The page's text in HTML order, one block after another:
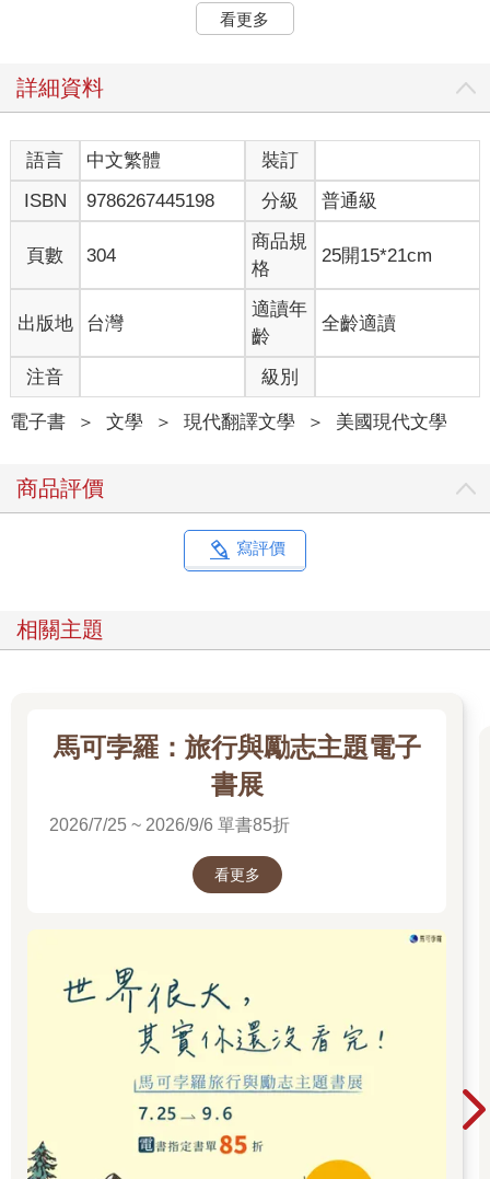
例如感傷，或是不幸。身著的淺灰色西裝也凌亂不堪，領帶還解
瞧。」泰維回道：「我還在讀書誒。」
「不是這裡的每個亞裔都是柬埔寨人。」泰維回。
凱莉走近已無人的座位，更仔細檢視了桌上的炸蘋果圈。「怎麼
進來坐在這兒一小時，還連一口都沒吃？」
泰維繼續專注讀著攤開在櫃檯上的書。
她們的媽媽從廚房走出來，手裡拿著一托盤的糖霜甜甜圈。她就
是查克甜甜圈店的店主，但名字根本不叫查克，而是叫索西
（Sothy），也從來沒遇過一個叫查克的人；她只是覺得這名字很
美式，能夠吸引顧客上門。她將一盤甜甜圈滑入冷卻架，掃視整
間店面，確認女兒們沒有放另一位流浪漢進來。
「路燈怎麼沒亮了？」索西驚呼。「又來？」她走到窗前，試圖
往外看，但眼前所見幾乎都是自己的倒影——粗短的肢體從滿是
油漬的圍裙裡延伸出來，一臉發福且頭上戴著廉價的髮網。對自
彷彿時間是以製作甜甜圈的數量來衡量。「要是一直這樣，客人
就不會來了。」
「沒事的。」泰維低頭說道，目光一點都沒有離開書本。「剛剛
「只買了那個。」凱莉指著桌上的炸蘋果圈說。
「我敢說，我們可以重賣這條炸蘋果圈。」
「凱莉，不要盯著客人看。」索西提醒道，轉身回到廚房，開始
準備更多麵糰，心中一再想著，每晚都帶女兒過來是否真的有幫
四小時都開著。女兒們或許也應該跟著她們的父親住，雖然他幹
了那些不怎麼值得信任的事，但至少一段時間也好。
她凝視自己的雙手，皮膚褪色且粗糙，滿是皺紋但強壯——那是
年老體衰、市場關閉，她的手也轉而從揉麵糰變成揀稻米，以服
侍大屠殺政權的共產理念。真是古怪，索西心想，過了數十年，
如今搬到了加州中部，擁有一家店，與她在美國出生的柬埔寨女
兒們一起生活，各個都長得健康也十分頑固。然而，在自己親手
創造的新生活中，她的雙手最終還是變得像母親一樣。
幾個禮拜前，索西唯一的夜班員工辭職了。他說，厭倦了那狹小
的廚房，厭倦了反常的睡眠作息，厭倦了夢境變得混亂。於是，
索西和女兒們在夏天達成了一項協議：直到九月之前都不會聘用
新員工，若是她們過來幫忙，就會將省下來的錢存入之後的大學
看更多
詳細資料
語言 中文繁體
裝訂
ISBN
9786267445198 分級 普通級
頁數 304
商品規
格
25開15*21cm
出版地 台灣
適讀年
齡
全齡適讀
注音 級別
電子書 ＞ 文學 ＞ 現代翻譯文學 ＞ 美國現代文學
商品評價
寫評價
相關主題
馬可孛羅：旅行與勵志主題電子
書展
2026/7/25 ~ 2026/9/6 單書85折
看更多